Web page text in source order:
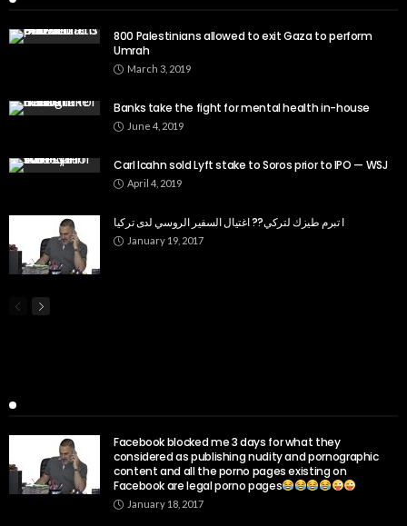
800 Palestinians allowed to exit Gaza to perform
Umrah
March 3, 2019
Banks take the fight for mental health in-house
June 4, 2019
Carl Icahn sold Lyft stake to Soros prior to IPO — WSJ
April 4, 2019
ا تبرم طيزك لتركي?? اغتيال السفير الروسي لدى تركيا
January 19, 2017
Facebook blocked me 3 days for what they
considered as publishing nudity and pornographic
content and all the porno pages existing on
Facebook are legal porno pages
January 18, 2017